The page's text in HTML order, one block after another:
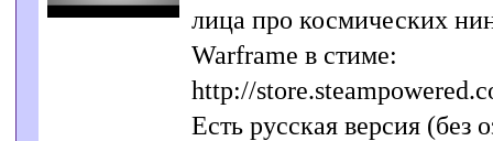
лица про космических
Warframe в стиме:
http://
Есть русская версия (без